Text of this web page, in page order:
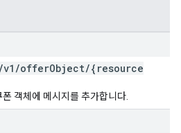
/v1 /offerObject/{resource
객체에 메시지를 추가합니다.